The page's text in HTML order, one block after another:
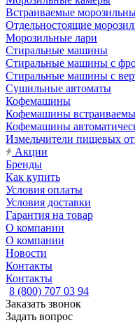
Встраиваемые
Отдельностоящие
Морозильные лари
Стиральные машины
Стиральные машины с
Стиральные машины с
Сушильные автоматы
Кофемашины
Кофемашины
Кофемашины
Измельчители пищевых
Акции
Бренды
Как купить
Условия оплаты
Условия доставки
Гарантия на товар
О компании
О компании
Новости
Контакты
Контакты
8 (800) 707 03 94
Заказать звонок
Задать вопрос